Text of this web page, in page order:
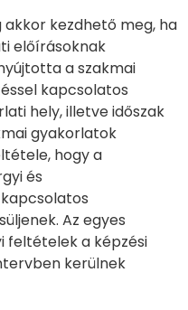
kezdhető meg, ha
előírásoknak
a szakmai
kapcsolatos
hely, illetve időszak
gyakorlatok
hogy a
és
Az egyes
feltételek a képzési
kerülnek